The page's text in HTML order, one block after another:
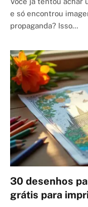
e só encontrou
propaganda? Isso…
30 desenhos
grátis para